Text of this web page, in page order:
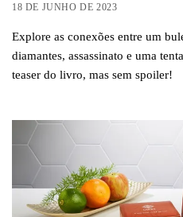
18 DE JUNHO DE 2023
Explore as conexões entre um
diamantes, assassinato e uma
teaser do livro, mas sem spoiler!